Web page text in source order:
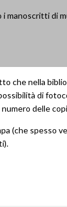
manoscritti di
che nella
di
delle
(che spesso